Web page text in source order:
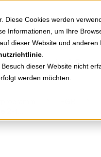
Diese Cookies werden
Informationen, um Ihre
dieser Website und
dieser Website nicht
werden möchten.
Service &